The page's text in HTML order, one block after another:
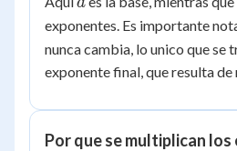
\times n}
exponentes. Es importante
nunca cambia, lo unico que se
exponente final, que resulta
Por que se multiplican